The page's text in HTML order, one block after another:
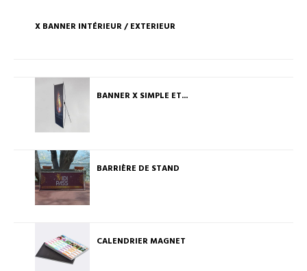
X BANNER INTÉRIEUR / EXTERIEUR
BANNER X SIMPLE ET...
BARRIÈRE DE STAND
CALENDRIER MAGNET